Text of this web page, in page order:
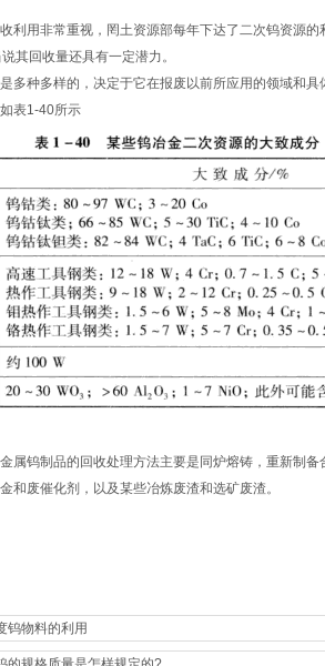
利用非常重视，罔土资源部每年下达了二次钨资源
其回收量还具有一定潜力。
多种多样的，决定于它在报废以前所应用的领域和
表1-40所示
属钨制品的回收处理方法主要是同炉熔铸，重新制
和废催化剂，以及某些冶炼废渣和选矿废渣。
钨物料的利用